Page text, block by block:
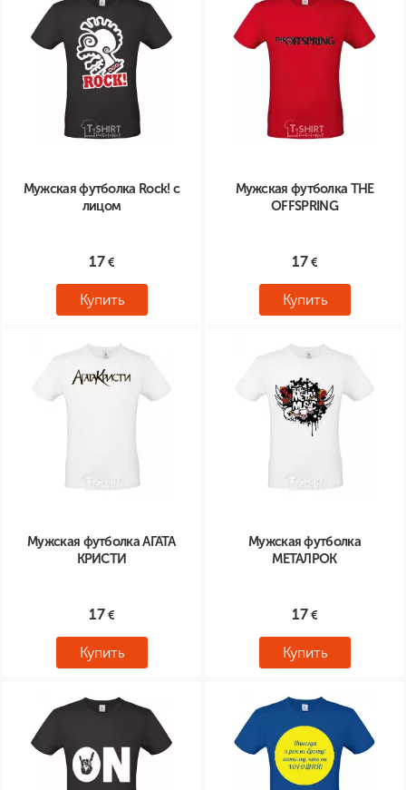
Мужская футболка Rock! с
лицом
17
Купить
Мужская футболка THE
OFFSPRING
17
Купить
Мужская футболка АГАТА
КРИСТИ
17
Купить
Мужская футболка
МЕТАЛРОК
17
Купить